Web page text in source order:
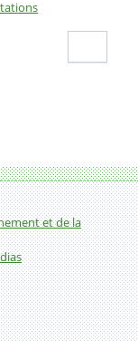
et de la